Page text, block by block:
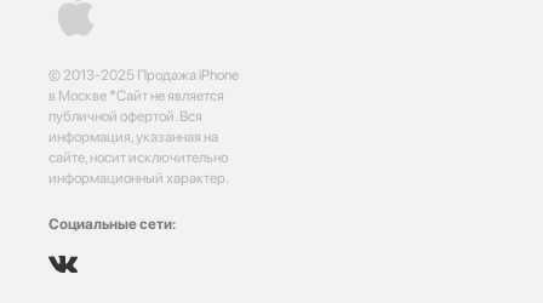
© 2013-2025 Продажа iPhone
в Москве *Сайт не является
публичной офертой. Вся
информация, указанная на
сайте, носит исключительно
информационный характер.
Социальные сети: